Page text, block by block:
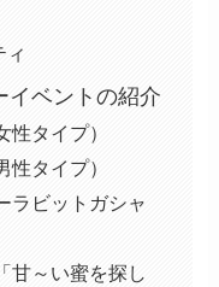
ィ
イベントの紹介
性タイプ）
性タイプ）
ラビットガシャ
甘～い蜜を探し